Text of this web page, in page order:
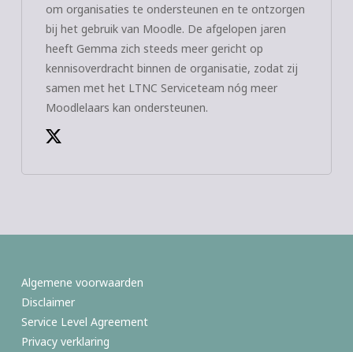
om organisaties te ondersteunen en te ontzorgen
bij het gebruik van Moodle. De afgelopen jaren
heeft Gemma zich steeds meer gericht op
kennisoverdracht binnen de organisatie, zodat zij
samen met het LTNC Serviceteam nóg meer
Moodlelaars kan ondersteunen.
Algemene voorwaarden
Disclaimer
Service Level Agreement
Privacy verklaring